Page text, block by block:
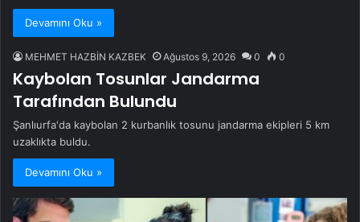
Devamını Oku »
MEHMET HAZBİN KAZBEK Ağustos 9, 2026 0 0
Kaybolan Tosunlar Jandarma
Tarafından Bulundu
Şanlıurfa'da kaybolan 2 kurbanlık tosunu jandarma ekipleri 5 km
uzaklıkta buldu.
Devamını Oku »